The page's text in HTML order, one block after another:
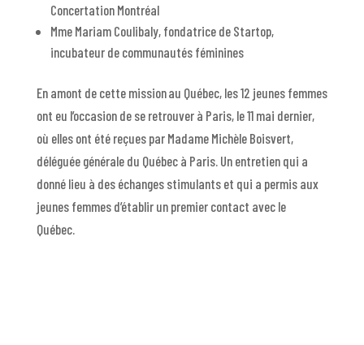
Concertation Montréal
Mme Mariam Coulibaly, fondatrice de Startop,
incubateur de communautés féminines
En amont de cette mission au Québec, les 12 jeunes femmes
ont eu l’occasion de se retrouver à Paris, le 11 mai dernier,
où elles ont été reçues par Madame Michèle Boisvert,
déléguée générale du Québec à Paris. Un entretien qui a
donné lieu à des échanges stimulants et qui a permis aux
jeunes femmes d’établir un premier contact avec le
Québec.